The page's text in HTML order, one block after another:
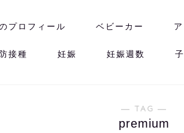
プロフィール ベビーカー
接種 妊娠 妊娠週数
― TAG ―
premium